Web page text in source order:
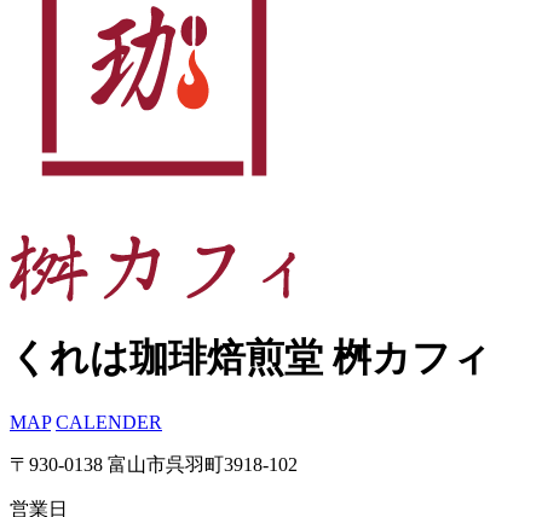
くれは珈琲焙煎堂 桝カフィ
MAP CALENDER
〒930-0138 富山市呉羽町3918-102
営業日